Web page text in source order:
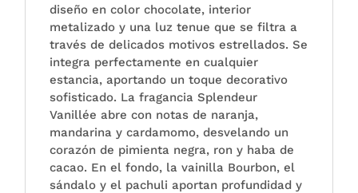
diseño en color chocolate, interior
metalizado y una luz tenue que se filtra a
través de delicados motivos estrellados. Se
integra perfectamente en cualquier
estancia, aportando un toque decorativo
sofisticado. La fragancia Splendeur
Vanillée abre con notas de naranja,
mandarina y cardamomo, desvelando un
corazón de pimienta negra, ron y haba de
cacao. En el fondo, la vainilla Bourbon, el
sándalo y el pachuli aportan profundidad y